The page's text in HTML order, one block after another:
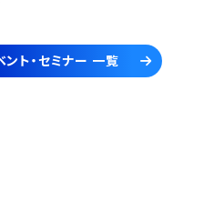
ント・セミナー 一覧